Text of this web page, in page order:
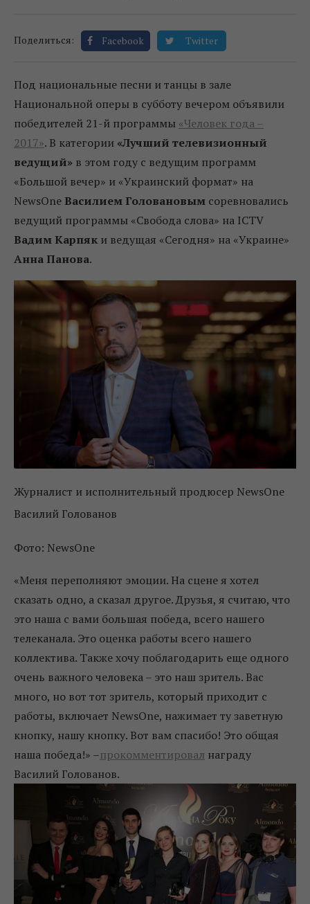
Поделиться: Facebook Twitter
Под национальные песни и танцы в зале
Национальной оперы в субботу вечером объявили
победителей 21-й программы «Человек года –
2017». В категории «Лучший телевизионный
ведущий» в этом году с ведущим программ
«Большой вечер» и «Украинский формат» на
NewsОne Василием Головановым соревновались
ведущий программы «Свобода слова» на ICTV
Вадим Карпяк и ведущая «Сегодня» на «Украине»
Анна Панова.
Журналист и исполнительный продюсер NewsOne
Василий Голованов
Фото: NewsOne
«Меня переполняют эмоции. На сцене я хотел
сказать одно, а сказал другое. Друзья, я считаю, что
это наша с вами большая победа, всего нашего
телеканала. Это оценка работы всего нашего
коллектива. Также хочу поблагодарить еще одного
очень важного человека – это наш зритель. Вас
много, но вот тот зритель, который приходит с
работы, включает NewsOne, нажимает ту заветную
кнопку, нашу кнопку. Вот вам спасибо! Это общая
наша победа!» –прокомментировал награду
Василий Голованов.